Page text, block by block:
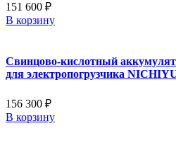
151 600 ₽
В корзину
Свинцово-кислотный
для электропогрузчика
156 300 ₽
В корзину